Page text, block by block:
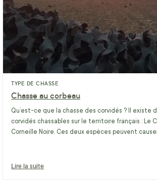
TYPE DE CHASSE
Chasse au corbeau
Qu’est-ce que la chasse des corvidés ? Il existe
corvidés chassables sur le territoire français : Le
Corneille Noire. Ces deux espèces peuvent
Lire la suite